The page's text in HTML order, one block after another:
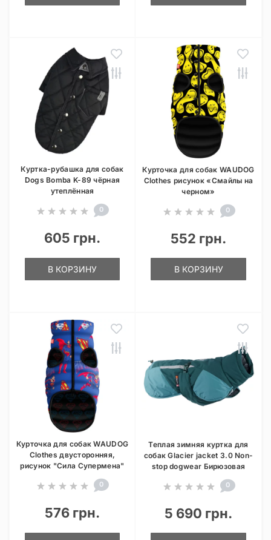
Куртка-рубашка для собак
Dogs Bomba K-89 чёрная
утеплённая
0
605 грн.
В КОРЗИНУ
Курточка для собак WAUDOG
Clothes рисунок «Смайлы на
черном»
0
552 грн.
В КОРЗИНУ
Курточка для собак WAUDOG
Clothes двусторонняя,
рисунок "Сила Супермена"
0
576 грн.
Теплая зимняя куртка для
собак Glacier jacket 3.0 Non-
stop dogwear Бирюзовая
0
5 690 грн.